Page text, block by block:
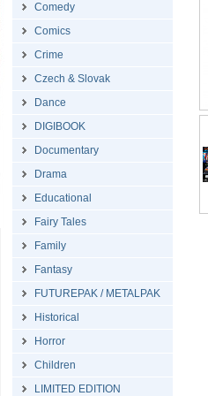
Comedy
Comics
Crime
Czech & Slovak
Dance
DIGIBOOK
Documentary
Drama
Educational
Fairy Tales
Family
Fantasy
FUTUREPAK / METALPAK
Historical
Horror
Children
LIMITED EDITION